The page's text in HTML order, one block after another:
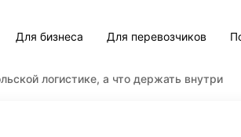
Для бизнеса Для перевозчиков
логистике, а что держать внутри